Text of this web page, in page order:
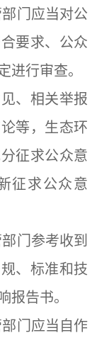
门应当对公
要求、公众
进行审查。
、相关举报
等，生态环
征求公众意
征求公众意
门参考收到
、标准和技
报告书。
门应当自作